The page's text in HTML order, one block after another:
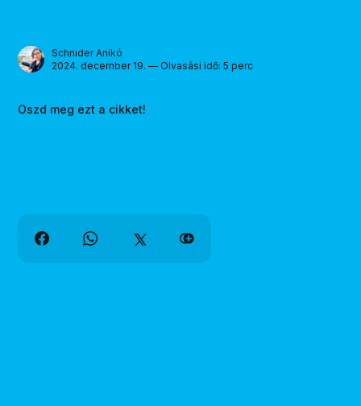
Schnider Anikó
2024. december 19. — Olvasási idő: 5 perc
Oszd meg ezt a cikket!